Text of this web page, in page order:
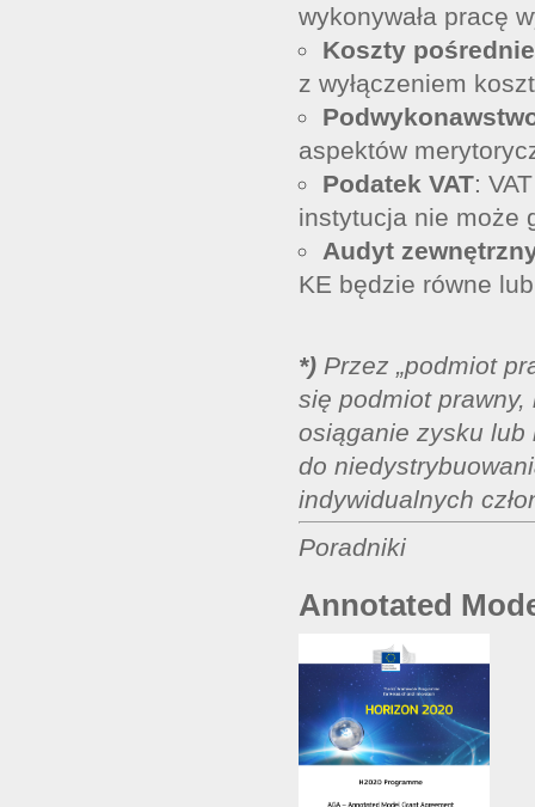
wykonywała pracę
Koszty pośrednie
z wyłączeniem
aspektów
Podatek VAT:
instytucja nie może
Audyt
KE będzie równe
*) Przez „podmiot
się podmiot
osiąganie zysku lub
do
indywidualnych
Poradniki
Annotated